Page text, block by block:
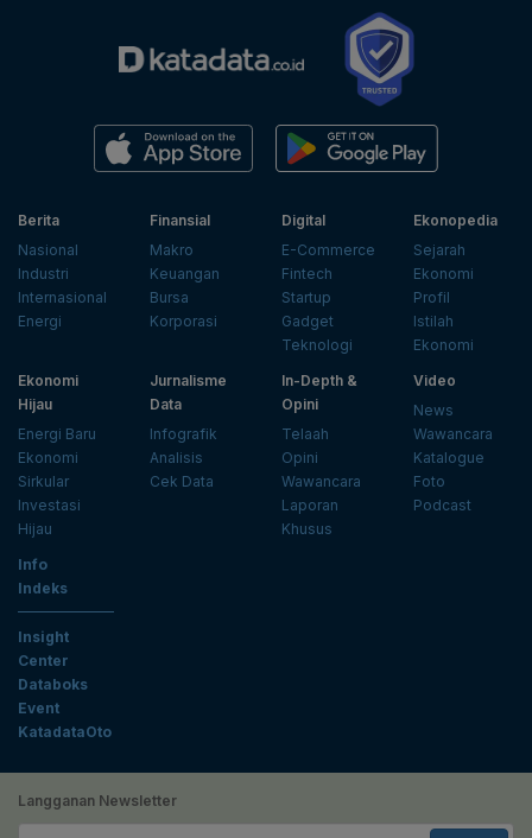
Berita
Nasional
Industri
Internasional
Energi
Finansial
Makro
Keuangan
Bursa
Korporasi
Digital
E-Commerce
Fintech
Startup
Gadget
Teknologi
Ekonopedia
Sejarah
Ekonomi
Profil
Istilah
Ekonomi
Ekonomi
Hijau
Energi Baru
Ekonomi
Sirkular
Investasi
Hijau
Jurnalisme
Data
Infografik
Analisis
Cek Data
In-Depth &
Opini
Telaah
Opini
Wawancara
Laporan
Khusus
Video
News
Wawancara
Katalogue
Foto
Podcast
Info
Indeks
Insight
Center
Databoks
Event
KatadataOto
Langganan Newsletter